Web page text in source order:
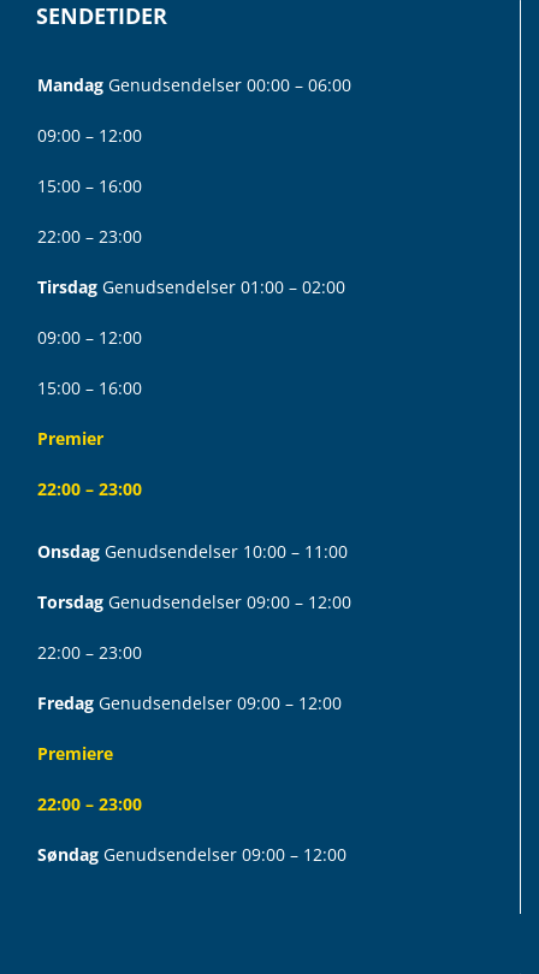
SENDETIDER
Mandag Genudsendelser 00:00 – 06:00
09:00 – 12:00
15:00 – 16:00
22:00 – 23:00
Tirsdag Genudsendelser 01:00 – 02:00
09:00 – 12:00
15:00 – 16:00
Premier
22:00 – 23:00
Onsdag Genudsendelser 10:00 – 11:00
Torsdag Genudsendelser 09:00 – 12:00
22:00 – 23:00
Fredag Genudsendelser 09:00 – 12:00
Premiere
22:00 – 23:00
Søndag Genudsendelser 09:00 – 12:00